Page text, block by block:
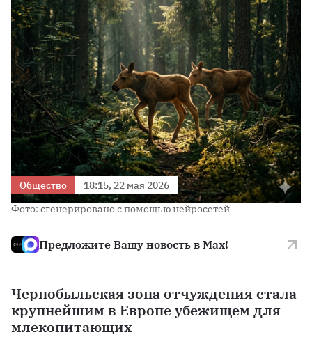
Общество
18:15, 22 мая 2026
Фото: сгенерировано с помощью нейросетей
Предложите Вашу новость в Max!
Чернобыльская зона отчуждения стала
крупнейшим в Европе убежищем для
млекопитающих